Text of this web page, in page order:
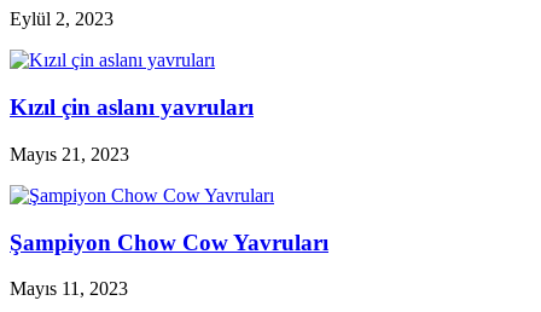
Eylül 2, 2023
Kızıl çin aslanı yavruları
Mayıs 21, 2023
Şampiyon Chow Cow Yavruları
Mayıs 11, 2023